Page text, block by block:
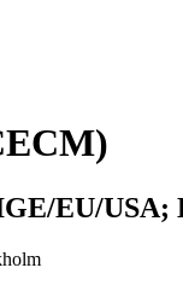
EU/